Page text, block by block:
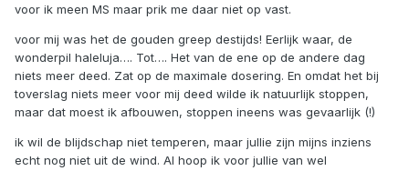
voor ik meen MS maar prik me daar niet op vast.
voor mij was het de gouden greep destijds! Eerlijk waar, de
wonderpil haleluja…. Tot…. Het van de ene op de andere dag
niets meer deed. Zat op de maximale dosering. En omdat het bij
toverslag niets meer voor mij deed wilde ik natuurlijk stoppen,
maar dat moest ik afbouwen, stoppen ineens was gevaarlijk (!)
ik wil de blijdschap niet temperen, maar jullie zijn mijns inziens
echt nog niet uit de wind. Al hoop ik voor jullie van wel